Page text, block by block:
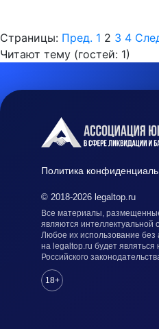
Страницы: Пред. 1 2 3 4
Читают тему (гостей: 1)
Политика
© 2018-2026 legaltop.ru
Все материалы,
являются интеллектуальной
Любое их использование без
на legaltop.ru будет
Российского
18+